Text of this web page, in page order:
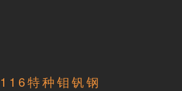
特种钼钒钢